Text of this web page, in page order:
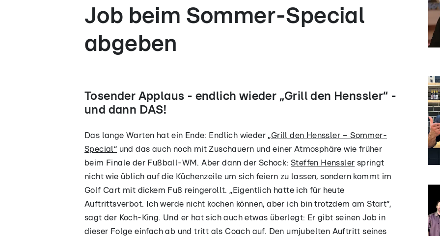
Job beim Sommer-Special
abgeben
Tosender Applaus - endlich wieder „Grill den Henssler“ -
und dann DAS!
Das lange Warten hat ein Ende: Endlich wieder „Grill den Henssler – Sommer-
Special“ und das auch noch mit Zuschauern und einer Atmosphäre wie früher
beim Finale der Fußball-WM. Aber dann der Schock: Steffen Henssler springt
nicht wie üblich auf die Küchenzeile um sich feiern zu lassen, sondern kommt im
Golf Cart mit dickem Fuß reingerollt. „Eigentlich hatte ich für heute
Auftrittsverbot. Ich werde nicht kochen können, aber ich bin trotzdem am Start“,
sagt der Koch-King. Und er hat sich auch etwas überlegt: Er gibt seinen Job in
dieser Folge einfach ab und tritt als Coach auf. Den umjubelten Auftritt seines